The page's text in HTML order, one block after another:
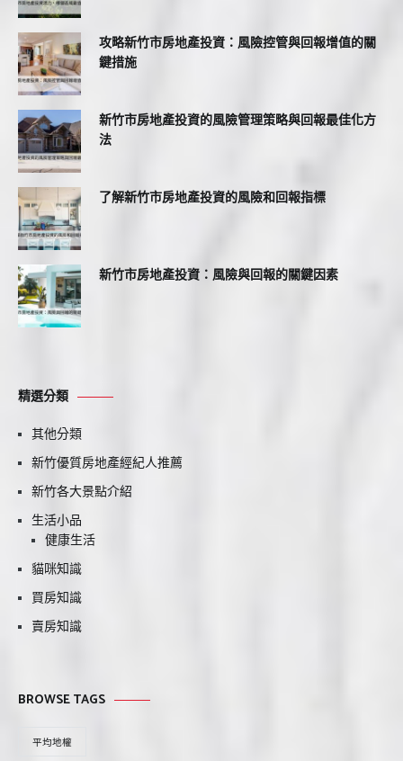
攻略新竹市房地產投資：風險控管與回報增值的關
鍵措施
新竹市房地產投資的風險管理策略與回報最佳化方
法
了解新竹市房地產投資的風險和回報指標
新竹市房地產投資：風險與回報的關鍵因素
精選分類
其他分類
新竹優質房地產經紀人推薦
新竹各大景點介紹
生活小品
健康生活
貓咪知識
買房知識
賣房知識
BROWSE TAGS
平均地權